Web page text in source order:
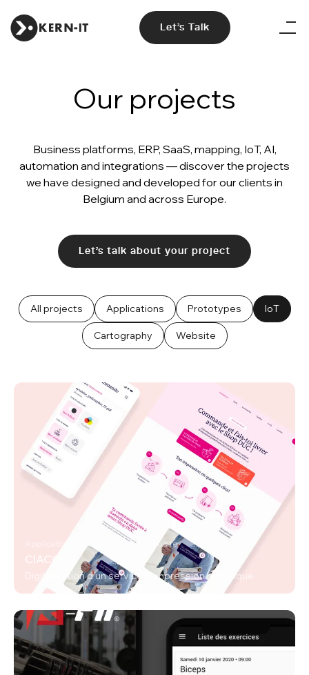
Let's Talk
Our projects
Business platforms, ERP, SaaS, mapping, IoT, AI,
automation and integrations — discover the projects
we have designed and developed for our clients in
Belgium and across Europe.
Let's talk about your project
All projects Applications Prototypes IoT
Cartography Website
Applications, Prototypes, IoT, Website
CIACO
Digitalisation d’un service d’impression historique